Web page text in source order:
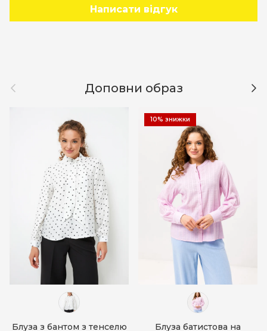
Написати відгук
Назад Доповни образ
Блуза з бантом з тенселю
10% знижки
Блуза батистова на